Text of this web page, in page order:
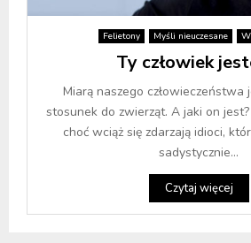
Felietony Myśli nieuczesane
Ty człowiek
Miarą naszego człowieczeństwa
stosunek do zwierząt. A jaki on
choć wciąż się zdarzają idioci,
sadystycznie...
Czytaj więcej